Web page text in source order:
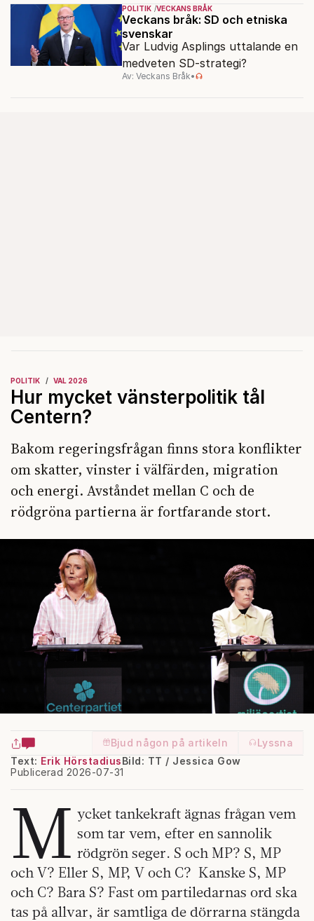
Tidösidan.
POLITIK VECKANS BRÅK
Veckans bråk: SD och etniska
svenskar
Var Ludvig Asplings uttalande en
medveten SD-strategi?
Av: Veckans Bråk•
POLITIK VAL 2026
Hur mycket vänsterpolitik tål
Centern?
Bakom regeringsfrågan finns stora konflikter
om skatter, vinster i välfärden, migration
och energi. Avståndet mellan C och de
rödgröna partierna är fortfarande stort.
Bjud någon på artikeln
Lyssna
Text: Erik Hörstadius
Publicerad 2026-07-31
Bild: TT / Jessica Gow
M ycket tankekraft ägnas frågan vem
som tar vem, efter en sannolik
rödgrön seger. S och MP? S, MP
och V? Eller S, MP, V och C? Kanske S, MP
och C? Bara S? Fast om partiledarnas ord ska
tas på allvar, är samtliga de dörrarna stängda